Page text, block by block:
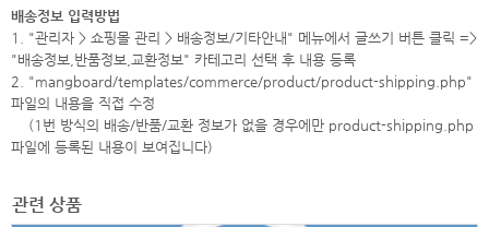
배송정보 입력방법
1. "관리자 > 쇼핑몰 관리 > 배송정보/기타안내" 메뉴에서 글쓰기 버튼 클릭 =>
"배송정보,반품정보,교환정보" 카테고리 선택 후 내용 등록
2. "mangboard/templates/commerce/product/product-shipping.php"
파일의 내용을 직접 수정
(1번 방식의 배송/반품/교환 정보가 없을 경우에만 product-shipping.php
파일에 등록된 내용이 보여집니다)
관련 상품